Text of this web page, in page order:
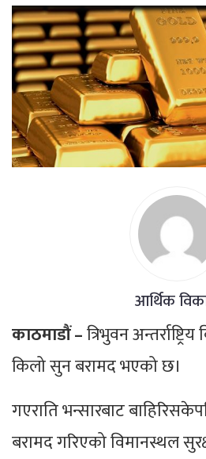
आर्थिक
काठमाडौं –त्रिभुवन
किलो सुन बरामद भएको छ।
गएराति भन्सारबाट
बरामद गरिएको विमानस्थल